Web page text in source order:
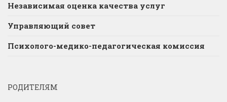
Независимая оценка качества услуг
Управляющий совет
Психолого-медико-педагогическая комиссия
РОДИТЕЛЯМ